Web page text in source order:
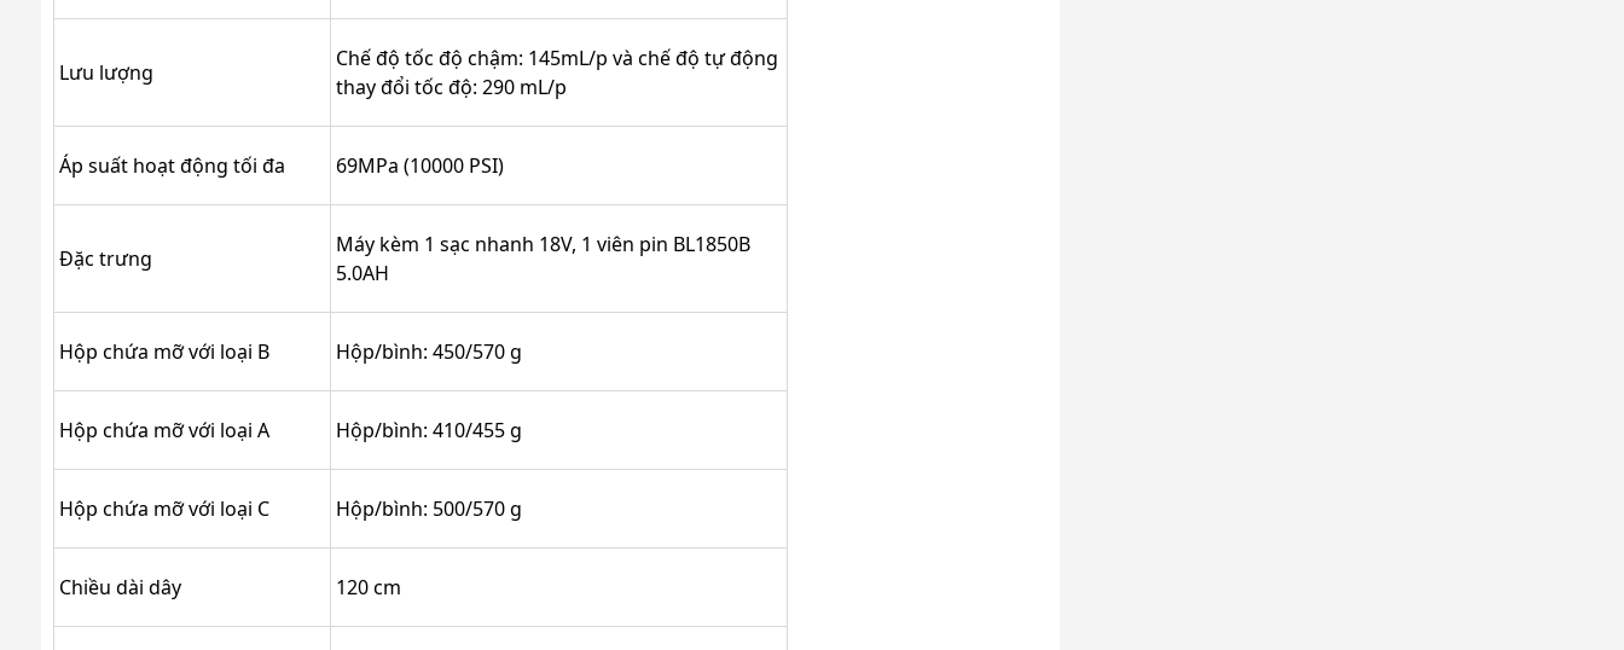
Lưu lượng
Chế độ tốc độ chậm: 145mL/p và chế độ tự động
thay đổi tốc độ: 290 mL/p
Áp suất hoạt động tối đa 69MPa (10000 PSI)
Đặc trưng
Máy kèm 1 sạc nhanh 18V, 1 viên pin BL1850B
5.0AH
Hộp chứa mỡ với loại B Hộp/bình: 450/570 g
Hộp chứa mỡ với loại A Hộp/bình: 410/455 g
Hộp chứa mỡ với loại C Hộp/bình: 500/570 g
Chiều dài dây 120 cm